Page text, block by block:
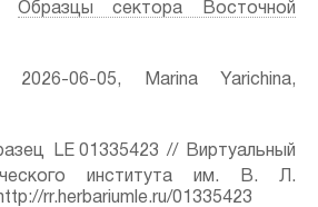
Образцы сектора Восточной
2026-06-05, Marina Yarichina,
LE 01335423 // Виртуальный
института им. В. Л.
rr.herbariumle.ru/01335423